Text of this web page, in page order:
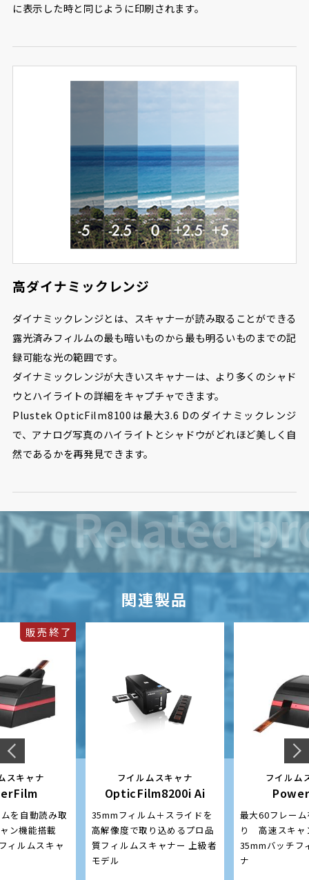
に表示した時と同じように印刷されます。
高ダイナミックレンジ
ダイナミックレンジとは、スキャナーが読み取ることができる
露光済みフィルムの最も暗いものから最も明るいものまでの記
録可能な光の範囲です。
ダイナミックレンジが大きいスキャナーは、より多くのシャド
ウとハイライトの詳細をキャプチャできます。
Plustek OpticFilm8100は最大3.6 Dのダイナミックレンジ
で、アナログ写真のハイライトとシャドウがどれほど美しく自
然であるかを再発見できます。
関連製品
スキャナ
を自動読み取
ン機能搭載
ィルムスキャ
販売終了
フイルムスキャナ
OpticFilm8200i Ai
35mmフィルム＋スライドを
高解像度で取り込めるプロ品
質フィルムスキャナー 上級者
モデル
フイルム
最大60フレー
り 高速スキャ
35mmバッチフ
ナ